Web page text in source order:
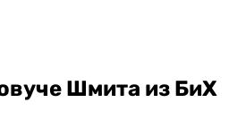
Шмита из БиХ